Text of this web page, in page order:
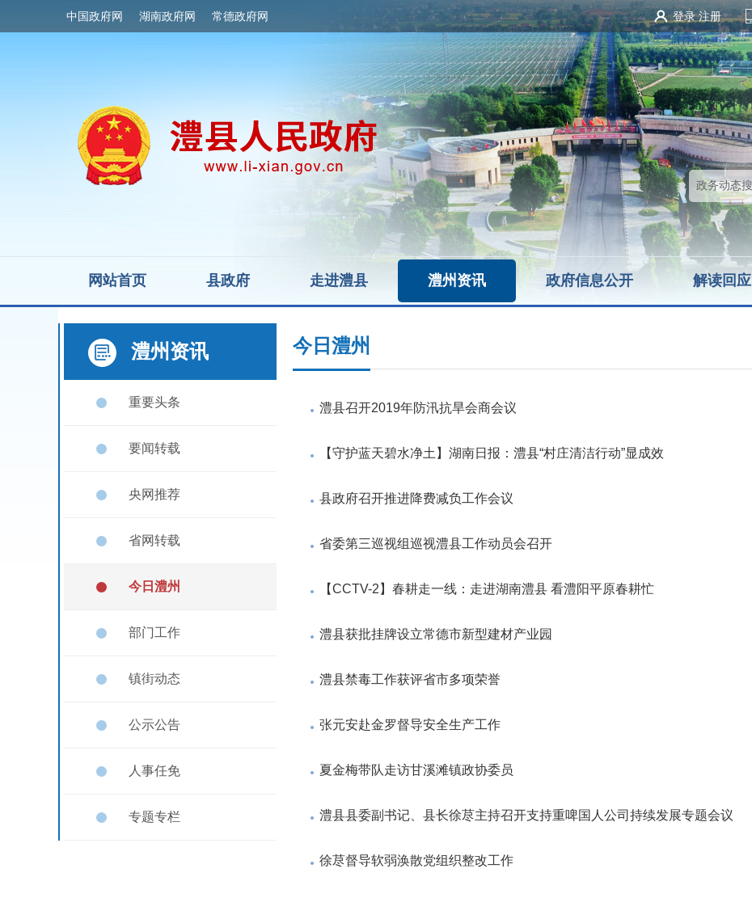
登录 注册
中国政府网 湖南政府网 常德政府网
网站首页 县政府 走进澧县 澧州资讯 政府信息公开 解读回应
 澧州资讯
重要头条
要闻转载
央网推荐
省网转载
今日澧州
部门工作
镇街动态
公示公告
人事任免
专题专栏
今日澧州
澧县召开2019年防汛抗旱会商会议
【守护蓝天碧水净土】湖南日报：澧县“村庄清洁行动”显成效
县政府召开推进降费减负工作会议
省委第三巡视组巡视澧县工作动员会召开
【CCTV-2】春耕走一线：走进湖南澧县 看澧阳平原春耕忙
澧县获批挂牌设立常德市新型建材产业园
澧县禁毒工作获评省市多项荣誉
张元安赴金罗督导安全生产工作
夏金梅带队走访甘溪滩镇政协委员
澧县县委副书记、县长徐荩主持召开支持重啤国人公司持续发展专题会议
徐荩督导软弱涣散党组织整改工作